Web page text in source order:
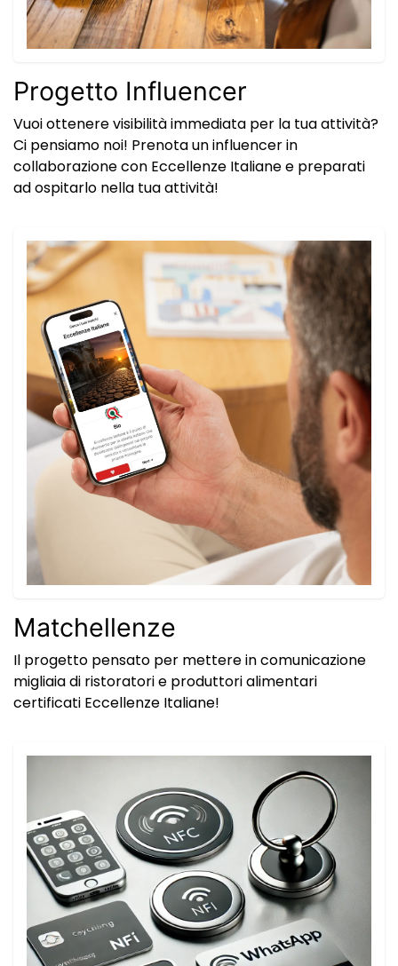
Progetto Influencer
Vuoi ottenere visibilità immediata per la tua attività?
Ci pensiamo noi! Prenota un influencer in
collaborazione con Eccellenze Italiane e preparati
ad ospitarlo nella tua attività!
Matchellenze
Il progetto pensato per mettere in comunicazione
migliaia di ristoratori e produttori alimentari
certificati Eccellenze Italiane!